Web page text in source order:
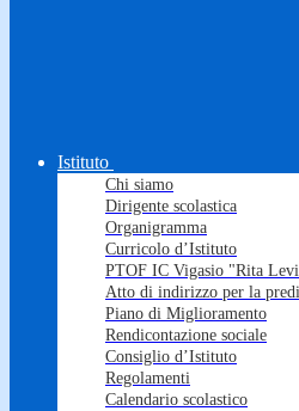
Istituto
Chi siamo
Dirigente scolastica
Organigramma
Curricolo d’Istituto
PTOF IC Vigasio "Rita
Atto di indirizzo per la
Piano di Miglioramento
Rendicontazione sociale
Consiglio d’Istituto
Regolamenti
Calendario scolastico